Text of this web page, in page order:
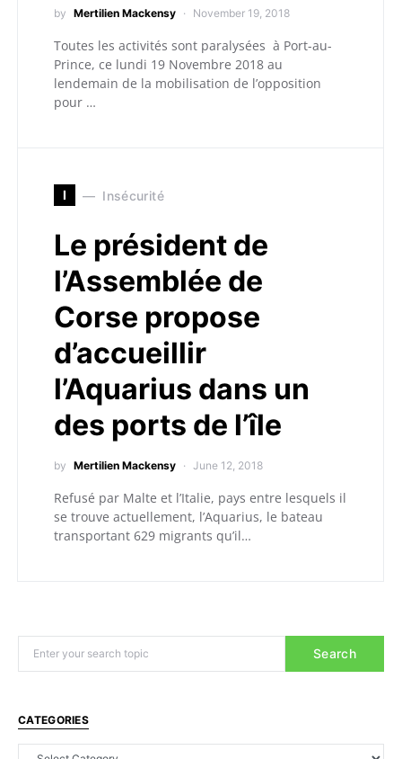
by Mertilien Mackensy November 19, 2018
Toutes les activités sont paralysées à Port-au-
Prince, ce lundi 19 Novembre 2018 au
lendemain de la mobilisation de l’opposition
pour …
I Insécurité
Le président de
l’Assemblée de
Corse propose
d’accueillir
l’Aquarius dans un
des ports de l’île
by Mertilien Mackensy June 12, 2018
Refusé par Malte et l’Italie, pays entre lesquels il
se trouve actuellement, l’Aquarius, le bateau
transportant 629 migrants qu’il…
Search
CATEGORIES